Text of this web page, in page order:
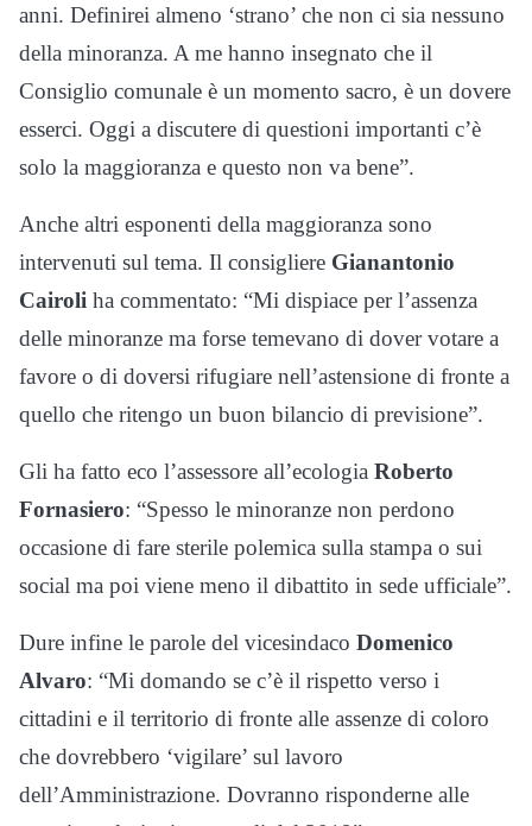
anni. Definirei almeno ‘strano’ che non ci sia nessuno
della minoranza. A me hanno insegnato che il
Consiglio comunale è un momento sacro, è un dovere
esserci. Oggi a discutere di questioni importanti c’è
solo la maggioranza e questo non va bene”.
Anche altri esponenti della maggioranza sono
intervenuti sul tema. Il consigliere Gianantonio
Cairoli ha commentato: “Mi dispiace per l’assenza
delle minoranze ma forse temevano di dover votare a
favore o di doversi rifugiare nell’astensione di fronte a
quello che ritengo un buon bilancio di previsione”.
Gli ha fatto eco l’assessore all’ecologia Roberto
Fornasiero: “Spesso le minoranze non perdono
occasione di fare sterile polemica sulla stampa o sui
social ma poi viene meno il dibattito in sede ufficiale”.
Dure infine le parole del vicesindaco Domenico
Alvaro: “Mi domando se c’è il rispetto verso i
cittadini e il territorio di fronte alle assenze di coloro
che dovrebbero ‘vigilare’ sul lavoro
dell’Amministrazione. Dovranno risponderne alle